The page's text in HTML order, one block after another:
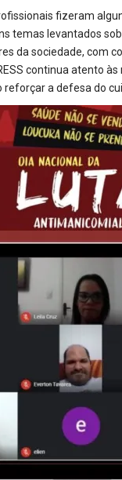
fizeram
temas levantados
da sociedade, com
continua atento
a defesa do